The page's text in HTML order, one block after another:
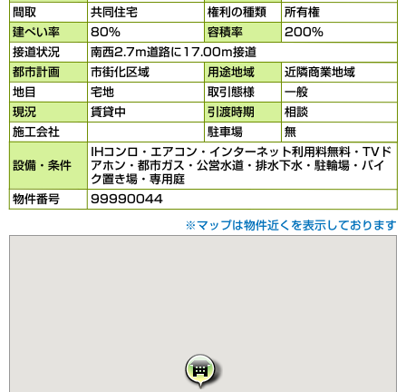
間取 共同住宅 権利の種類 所有権
建ぺい率 80％ 容積率 200％
接道状況 南西2.7ｍ道路に17.00ｍ接道
都市計画 市街化区域 用途地域 近隣商業地域
地目 宅地 取引態様
一般
現況
賃貸中 引渡時期 相談
施工会社 駐車場 無
設備・条件
IHコンロ・エアコン・インターネット利用料無料・TVド
アホン・都市ガス・公営水道・排水下水・駐輪場・バイ
ク置き場・専用庭
物件番号 99990044
※マップは物件近くを表示しております